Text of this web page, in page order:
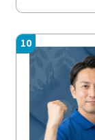
10